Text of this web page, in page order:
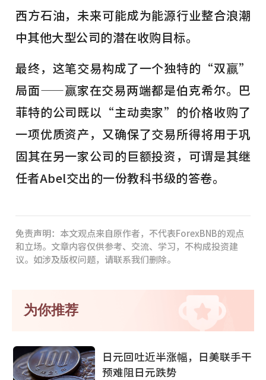
西方石油，未来可能成为能源行业整合浪潮
中其他大型公司的潜在收购目标。
最终，这笔交易构成了一个独特的“双赢”
局面——赢家在交易两端都是伯克希尔。巴
菲特的公司既以“主动卖家”的价格收购了
一项优质资产，又确保了交易所得将用于巩
固其在另一家公司的巨额投资，可谓是其继
任者Abel交出的一份教科书级的答卷。
免责声明：本文观点来自原作者，不代表ForexBNB的观点
和立场。文章内容仅供参考、交流、学习，不构成投资建
议。如涉及版权问题，请联系我们删除。
为你推荐
日元回吐近半涨幅，日美联手干
预难阻日元跌势